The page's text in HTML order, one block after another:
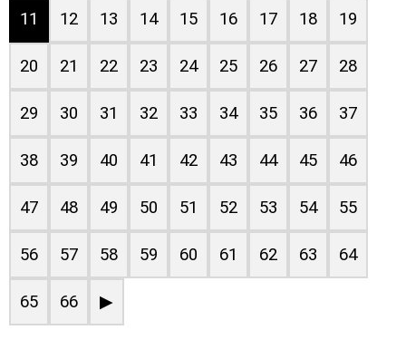
11 12 13 14 15 16 17 18 19
20 21 22 23 24 25 26 27 28
29 30 31 32 33 34 35 36 37
38 39 40 41 42 43 44 45 46
47 48 49 50 51 52 53 54 55
56 57 58 59 60 61 62 63 64
65 66 ▶